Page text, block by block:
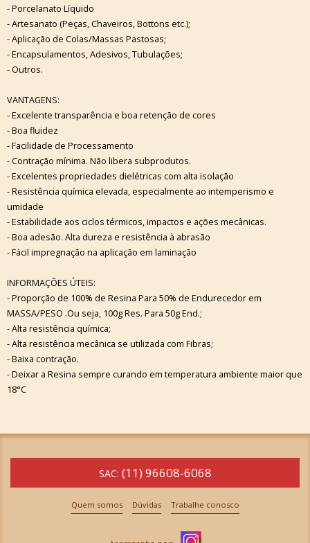
- Porcelanato Líquido
- Artesanato (Peças, Chaveiros, Bottons etc.);
- Aplicação de Colas/Massas Pastosas;
- Encapsulamentos, Adesivos, Tubulações;
- Outros.
VANTAGENS:
- Excelente transparência e boa retenção de cores
- Boa fluidez
- Facilidade de Processamento
- Contração mínima. Não libera subprodutos.
- Excelentes propriedades dielétricas com alta isolação
- Resistência química elevada, especialmente ao intemperismo e
umidade
- Estabilidade aos ciclos térmicos, impactos e ações mecânicas.
- Boa adesão. Alta dureza e resistência à abrasão
- Fácil impregnação na aplicação em laminação
INFORMAÇÕES ÚTEIS:
- Proporção de 100% de Resina Para 50% de Endurecedor em
MASSA/PESO .Ou seja, 100g Res. Para 50g End.;
- Alta resistência química;
- Alta resistência mecânica se utilizada com Fibras;
- Baixa contração.
- Deixar a Resina sempre curando em temperatura ambiente maior que
18°C
SAC: (11) 96608-6068
Quem somos Dúvidas Trabalhe conosco